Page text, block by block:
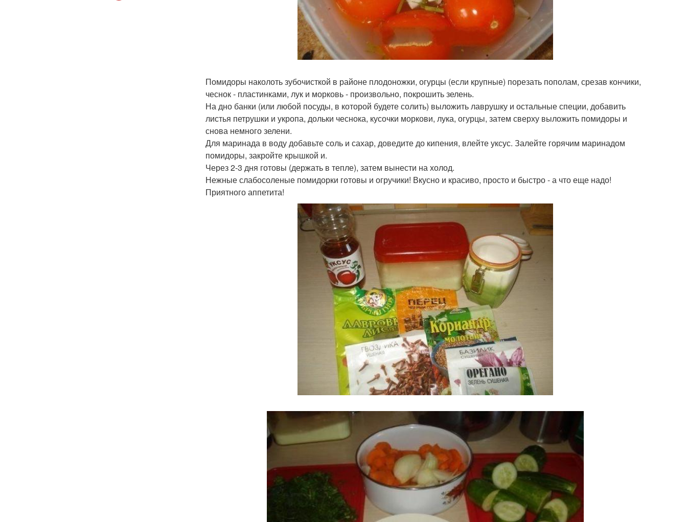
Помидоры наколоть зубочисткой в районе плодоножки, огурцы (если крупные) порезать пополам, срезав кончики,
чеснок - пластинками, лук и морковь - произвольно, покрошить зелень.
На дно банки (или любой посуды, в которой будете солить) выложить лаврушку и остальные специи, добавить
листья петрушки и укропа, дольки чеснока, кусочки моркови, лука, огурцы, затем сверху выложить помидоры и
снова немного зелени.
Для маринада в воду добавьте соль и сахар, доведите до кипения, влейте уксус. Залейте горячим маринадом
помидоры, закройте крышкой и.
Через 2-3 дня готовы (держать в тепле), затем вынести на холод.
Нежные слабосоленые помидорки готовы и огручики! Вкусно и красиво, просто и быстро - а что еще надо!
Приятного аппетита!